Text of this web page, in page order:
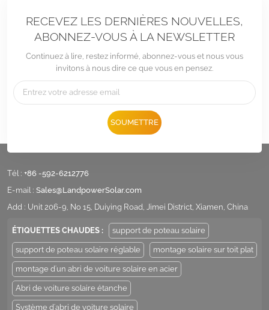
RECEVEZ LES DERNIÈRES NOUVELLES,
ABONNEZ-VOUS À LA NEWSLETTER
Continuez à lire, restez informé, abonnez-vous et nous vous
invitons à nous dire ce que vous en pensez.
SOUMETTRE
Tél : +86 -592-6212776
E-mail : Sales@LandpowerSolar.com
Add : Unit 206-9, No 15, Duiying Road, Jimei District, Xiamen, China
ÉTIQUETTES CHAUDES : support de poteau solaire
support de poteau solaire réglable montage solaire sur toit plat
montage d'un abri de voiture solaire en acier
Abri de voiture solaire étanche
Système d'abri de voiture solaire